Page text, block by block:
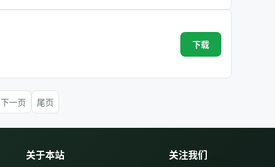
下载
下一页 尾页
关于本站 关注我们